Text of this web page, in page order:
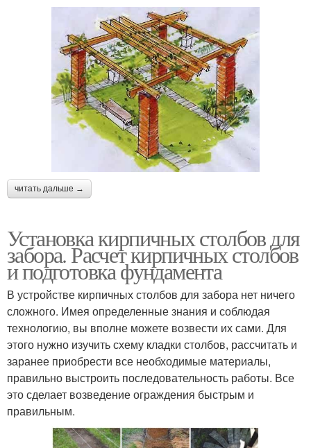
читать дальше →
Установка кирпичных столбов для
забора. Расчет кирпичных столбов
и подготовка фундамента
В устройстве кирпичных столбов для забора нет ничего
сложного. Имея определенные знания и соблюдая
технологию, вы вполне можете возвести их сами. Для
этого нужно изучить схему кладки столбов, рассчитать и
заранее приобрести все необходимые материалы,
правильно выстроить последовательность работы. Все
это сделает возведение ограждения быстрым и
правильным.